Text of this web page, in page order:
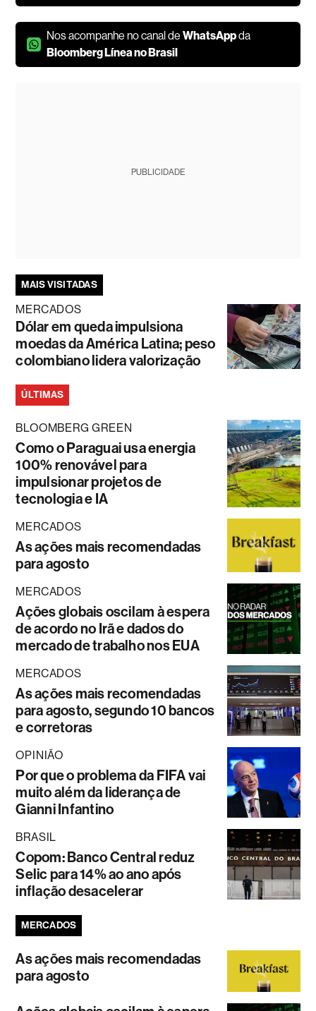
Nos acompanhe no canal deWhatsAppda
Bloomberg Línea no Brasil
PUBLICIDADE
MAIS VISITADAS
MERCADOS
Dólar em queda impulsiona
moedas da América Latina; peso
colombiano lidera valorização
ÚLTIMAS
BLOOMBERG GREEN
Como o Paraguai usa energia
100% renovável para
impulsionar projetos de
tecnologia e IA
MERCADOS
As ações mais recomendadas
para agosto
MERCADOS
Ações globais oscilam à espera
de acordo no Irã e dados do
mercado de trabalho nos EUA
MERCADOS
As ações mais recomendadas
para agosto, segundo 10 bancos
e corretoras
OPINIÃO
Por que o problema da FIFA vai
muito além da liderança de
Gianni Infantino
BRASIL
Copom: Banco Central reduz
Selic para 14% ao ano após
inflação desacelerar
MERCADOS
As ações mais recomendadas
para agosto